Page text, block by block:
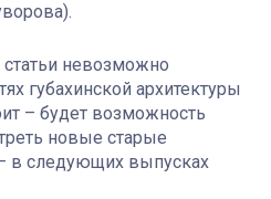
невозможно
губахинской архитектуры
– будет возможность
новые старые
в следующих выпусках